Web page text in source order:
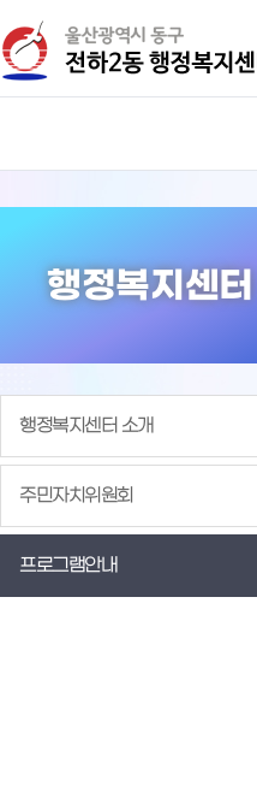
바
로
가
로
가
기
행정복지센터
행정복지센터 소개
주민자치위원회
프로그램안내